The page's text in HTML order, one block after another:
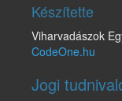
Készítette
Viharvadászok
CodeOne.hu
Jogi